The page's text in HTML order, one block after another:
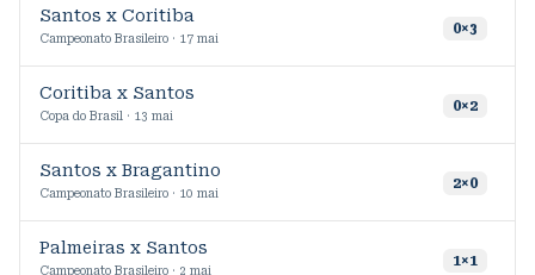
Santos x Coritiba
Campeonato Brasileiro · 17 mai
0×3
Coritiba x Santos
Copa do Brasil · 13 mai
0×2
Santos x Bragantino
Campeonato Brasileiro · 10 mai
2×0
Palmeiras x Santos
Campeonato Brasileiro · 2 mai
1×1